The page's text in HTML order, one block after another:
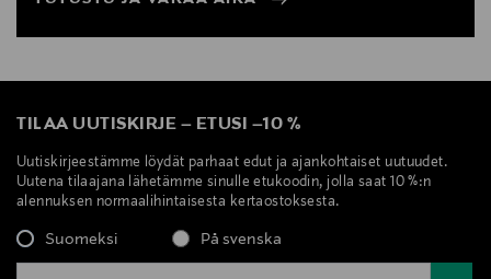
TILAA UUTISKIRJE – ETUSI –10 %
Uutiskirjeestämme löydät parhaat edut ja ajankohtaiset uutuudet.
Uutena tilaajana lähetämme sinulle etukoodin, jolla saat 10 %:n
alennuksen normaalihintaisesta kertaostoksesta.
Suomeksi På svenska